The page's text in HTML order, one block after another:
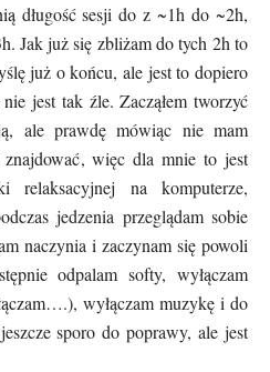
długość sesji do z ~1h do ~2h,
Jak już się zbliżam do tych 2h to
już o końcu, ale jest to dopiero
jest tak źle. Zacząłem tworzyć
ale prawdę mówiąc nie mam
więc dla mnie to jest
relaksacyjnej na komputerze,
jedzenia przeglądam sobie
naczynia i zaczynam się powoli
odpalam softy, wyłączam
wyłączam muzykę i do
sporo do poprawy, ale jest